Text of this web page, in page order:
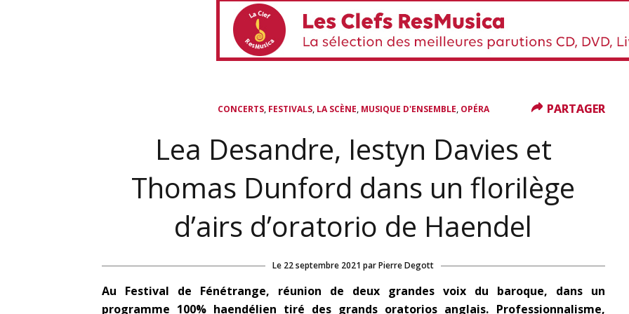
CONCERTS, FESTIVALS, LA SCÈNE, MUSIQUE D'ENSEMBLE, OPÉRA
Lea Desandre, Iestyn Davies et
Thomas Dunford dans un florilège
d’airs d’oratorio de Haendel
Le 22 septembre 2021 parPierre Degott
Au Festival de Fénétrange, réunion de deux grandes voix du baroque, dans un
programme 100% haendélien tiré des grands oratorios anglais. Professionnalisme,
PARTAGER
PARTAGER